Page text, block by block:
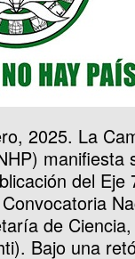
2025. La
manifiesta
del Eje
de
Bajo una